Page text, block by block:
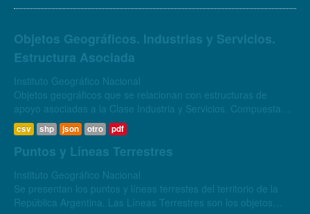
Objetos Geográficos. Industrias y Servicios.
Estructura Asociada
Instituto Geográfico Nacional
Objetos geográficos que se relacionan con estructuras de
apoyo asociadas a la Clase Industria y Servicios. Compuesta
por los objetos geográficos Chimenea, Cámara de Válvulas,
Planta de bombeo...
csv shp json otro pdf
Puntos y Líneas Terrestres
Instituto Geográfico Nacional
Se presentan los puntos y líneas terrestes del territorio de la
República Argentina. Las Líneas Terrestres son los objetos